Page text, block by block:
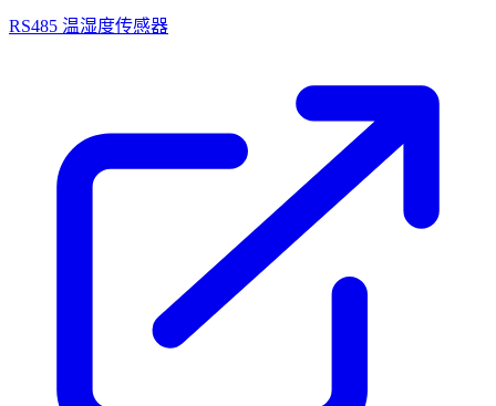
RS485 温湿度传感器